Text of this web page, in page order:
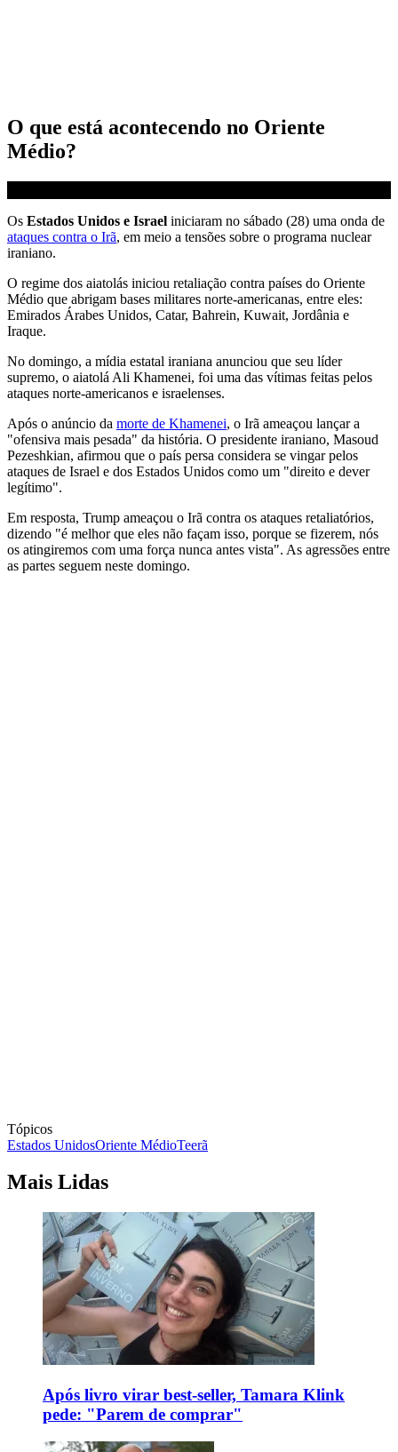
O que está acontecendo no Oriente
Médio?
Os Estados Unidos e Israel iniciaram no sábado (28) uma onda de
ataques contra o Irã, em meio a tensões sobre o programa nuclear
iraniano.
O regime dos aiatolás iniciou retaliação contra países do Oriente
Médio que abrigam bases militares norte-americanas, entre eles:
Emirados Árabes Unidos, Catar, Bahrein, Kuwait, Jordânia e
Iraque.
No domingo, a mídia estatal iraniana anunciou que seu líder
supremo, o aiatolá Ali Khamenei, foi uma das vítimas feitas pelos
ataques norte-americanos e israelenses.
Após o anúncio da morte de Khamenei, o Irã ameaçou lançar a
"ofensiva mais pesada" da história. O presidente iraniano, Masoud
Pezeshkian, afirmou que o país persa considera se vingar pelos
ataques de Israel e dos Estados Unidos como um "direito e dever
legítimo".
Em resposta, Trump ameaçou o Irã contra os ataques retaliatórios,
dizendo "é melhor que eles não façam isso, porque se fizerem, nós
os atingiremos com uma força nunca antes vista". As agressões entre
as partes seguem neste domingo.
Tópicos
Estados UnidosOriente MédioTeerã
Mais Lidas
Após livro virar best-seller, Tamara Klink
pede: "Parem de comprar"